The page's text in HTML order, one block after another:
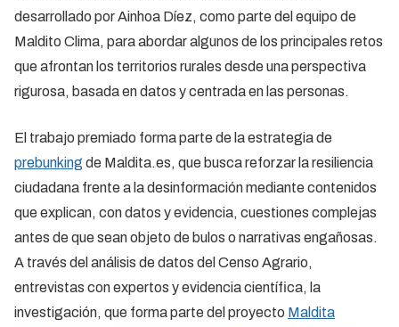
desarrollado por Ainhoa Díez, como parte del equipo de
Maldito Clima, para abordar algunos de los principales retos
que afrontan los territorios rurales desde una perspectiva
rigurosa, basada en datos y centrada en las personas.
El trabajo premiado forma parte de la estrategia de
prebunking de Maldita.es, que busca reforzar la resiliencia
ciudadana frente a la desinformación mediante contenidos
que explican, con datos y evidencia, cuestiones complejas
antes de que sean objeto de bulos o narrativas engañosas.
A través del análisis de datos del Censo Agrario,
entrevistas con expertos y evidencia científica, la
investigación, que forma parte del proyecto Maldita